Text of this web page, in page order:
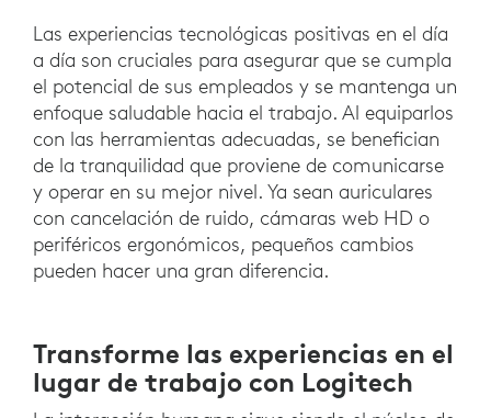
Las experiencias tecnológicas positivas en el día
a día son cruciales para asegurar que se cumpla
el potencial de sus empleados y se mantenga un
enfoque saludable hacia el trabajo. Al equiparlos
con las herramientas adecuadas, se benefician
de la tranquilidad que proviene de comunicarse
y operar en su mejor nivel. Ya sean auriculares
con cancelación de ruido, cámaras web HD o
periféricos ergonómicos, pequeños cambios
pueden hacer una gran diferencia.
Transforme las experiencias en el
lugar de trabajo con Logitech